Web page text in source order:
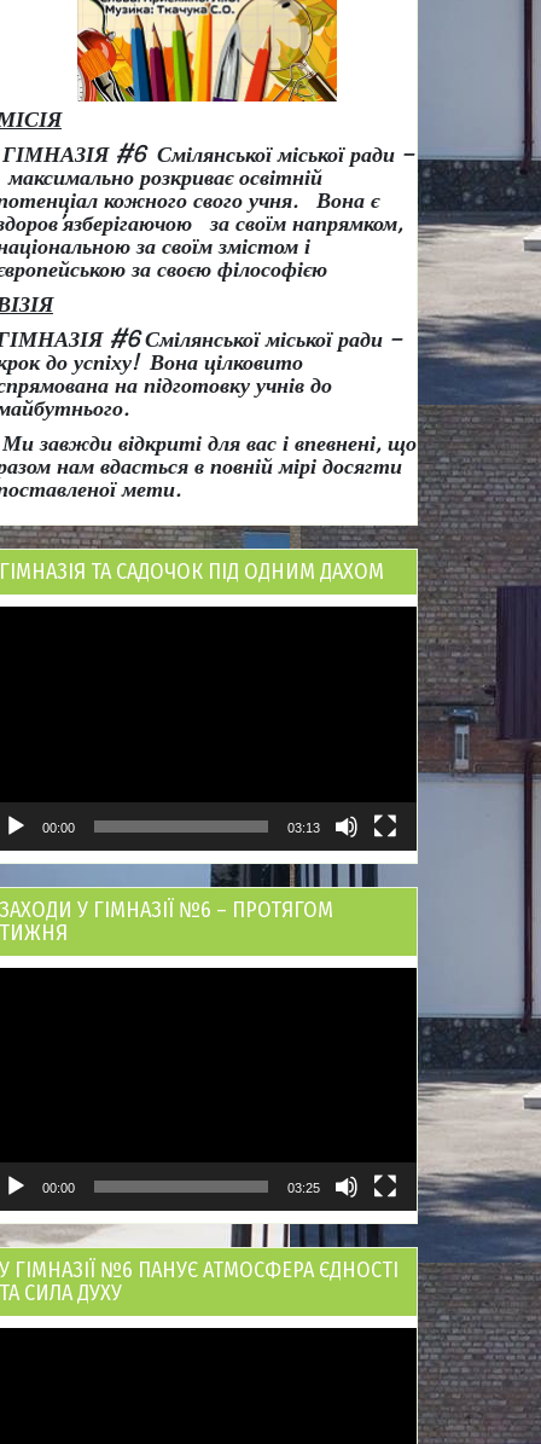
ГІМНАЗІЯ #6 Смілянської міської ради –
розкриває освітній
кожного свого учня.
Вона є
’язберігаючою за своїм напрямком,
за своїм змістом і
за своєю філософією
#6 Смілянської міської ради –
до успіху! Вона цілковито
на підготовку учнів до
Ми завжди відкриті для вас і впевнені, що
нам вдасться в повній мірі досягти
мети.
ГІМНАЗІЯ ТА САДОЧОК ПІД ОДНИМ ДАХОМ
00:00 03:13
ЗАХОДИ У ГІМНАЗІЇ №6 – ПРОТЯГОМ
ТИЖНЯ
00:00 03:25
У ГІМНАЗІЇ №6 ПАНУЄ АТМОСФЕРА ЄДНОСТІ
ТА СИЛА ДУХУ